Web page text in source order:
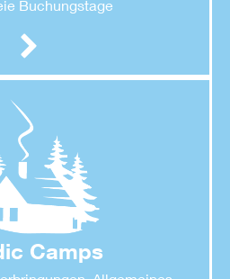
Buchungstage
Camps